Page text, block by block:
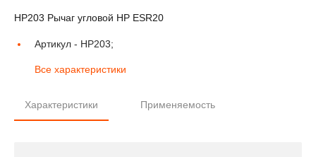
HP203 Рычаг угловой HP ESR20
Артикул - HP203;
Все характеристики
Характеристики Применяемость